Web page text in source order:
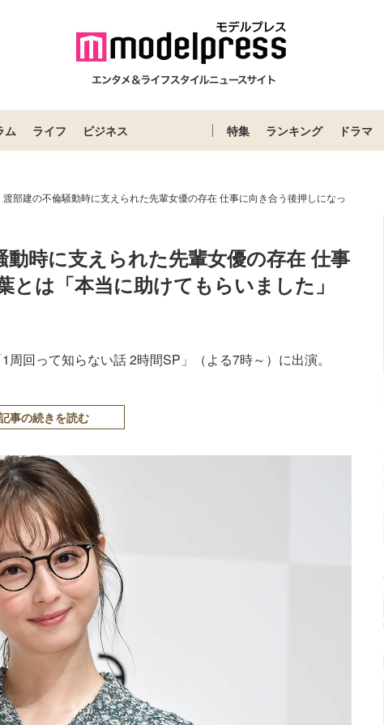
ム ライフ ビジネス 特集 ランキング ドラマ
部建の不倫騒動時に支えられた先輩女優の存在 仕事に向き合う後押しになっ
時に支えられた先輩女優の存在 仕事
は「本当に助けてもらいました」
回って知らない話 2時間SP」（よる7時～）に出演。
事の続きを読む